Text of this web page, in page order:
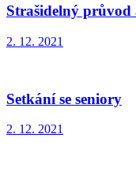
Strašidelný průvod
2. 12. 2021
Setkání se seniory
2. 12. 2021